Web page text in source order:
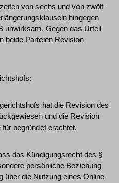
von sechs und von zwölf
hingegen
unwirksam. Gegen das Urteil
beide Parteien Revision
hat die Revision des
und die Revision
begründet erachtet.
das Kündigungsrecht des §
persönliche Beziehung
über die Nutzung eines Online-